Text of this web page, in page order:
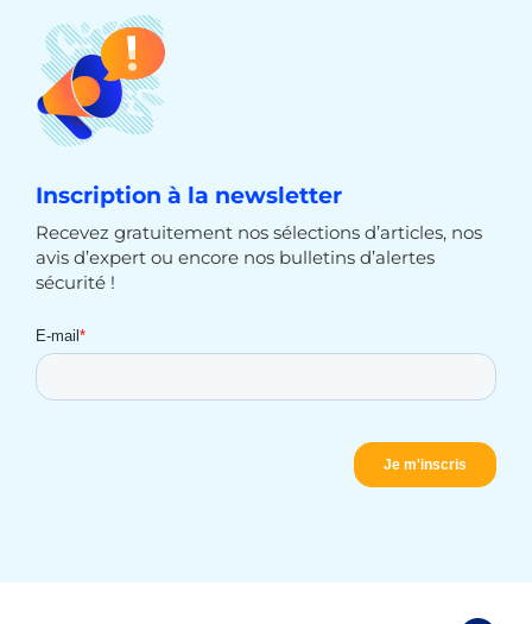
Inscription à la newsletter
Recevez gratuitement nos sélections d’articles, nos
avis d’expert ou encore nos bulletins d’alertes
sécurité !